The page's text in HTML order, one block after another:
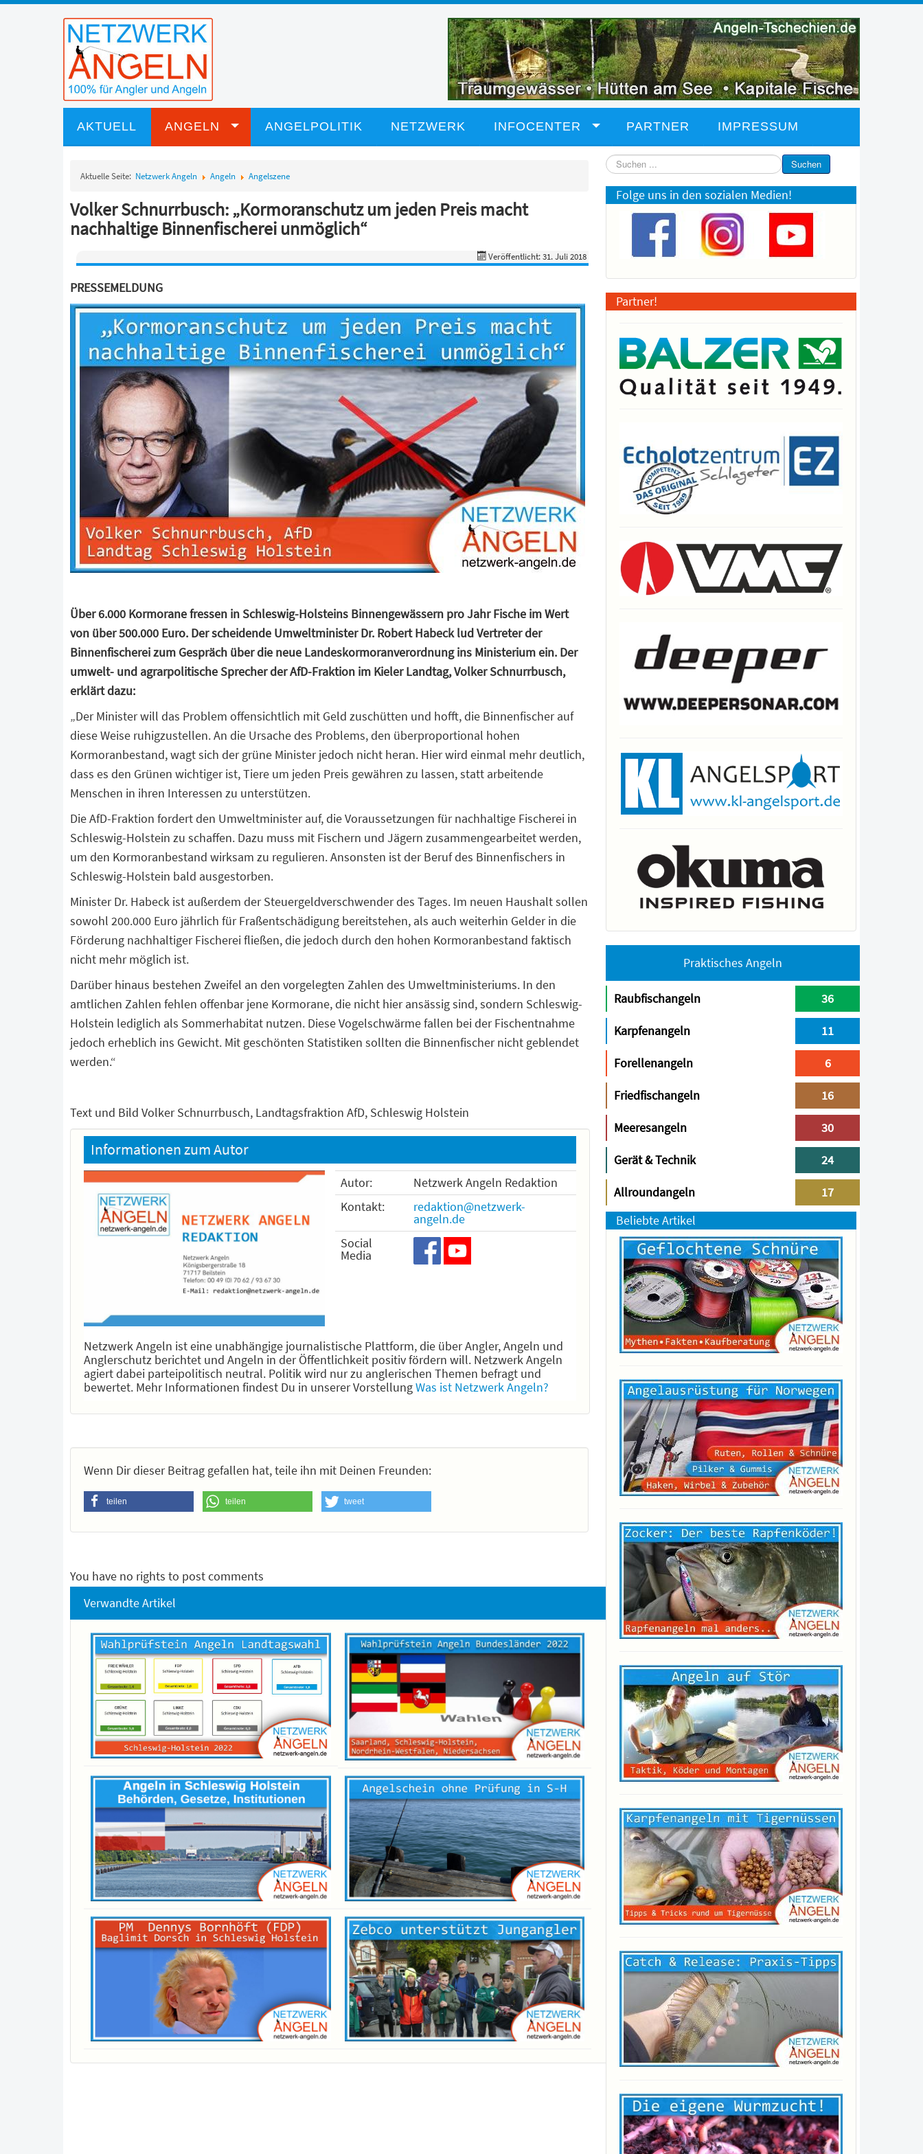
AKTUELL ANGELN ANGELPOLITIK NETZWERK INFOCENTER PARTNER IMPRESSUM
Aktuelle Seite: Netzwerk Angeln Angeln Angelszene
Volker Schnurrbusch: „Kormoranschutz um jeden Preis macht
nachhaltige Binnenfischerei unmöglich“
Veröffentlicht: 31. Juli 2018
PRESSEMELDUNG
Über 6.000 Kormorane fressen in Schleswig-Holsteins Binnengewässern pro Jahr Fische im Wert
von über 500.000 Euro. Der scheidende Umweltminister Dr. Robert Habeck lud Vertreter der
Binnenfischerei zum Gespräch über die neue Landeskormoranverordnung ins Ministerium ein. Der
umwelt- und agrarpolitische Sprecher der AfD-Fraktion im Kieler Landtag, Volker Schnurrbusch,
erklärt dazu:
„Der Minister will das Problem offensichtlich mit Geld zuschütten und hofft, die Binnenfischer auf
diese Weise ruhigzustellen. An die Ursache des Problems, den überproportional hohen
Kormoranbestand, wagt sich der grüne Minister jedoch nicht heran. Hier wird einmal mehr deutlich,
dass es den Grünen wichtiger ist, Tiere um jeden Preis gewähren zu lassen, statt arbeitende
Menschen in ihren Interessen zu unterstützen.
Die AfD-Fraktion fordert den Umweltminister auf, die Voraussetzungen für nachhaltige Fischerei in
Schleswig-Holstein zu schaffen. Dazu muss mit Fischern und Jägern zusammengearbeitet werden,
um den Kormoranbestand wirksam zu regulieren. Ansonsten ist der Beruf des Binnenfischers in
Schleswig-Holstein bald ausgestorben.
Minister Dr. Habeck ist außerdem der Steuergeldverschwender des Tages. Im neuen Haushalt sollen
sowohl 200.000 Euro jährlich für Fraßentschädigung bereitstehen, als auch weiterhin Gelder in die
Förderung nachhaltiger Fischerei fließen, die jedoch durch den hohen Kormoranbestand faktisch
nicht mehr möglich ist.
Darüber hinaus bestehen Zweifel an den vorgelegten Zahlen des Umweltministeriums. In den
amtlichen Zahlen fehlen offenbar jene Kormorane, die nicht hier ansässig sind, sondern Schleswig-
Holstein lediglich als Sommerhabitat nutzen. Diese Vogelschwärme fallen bei der Fischentnahme
jedoch erheblich ins Gewicht. Mit geschönten Statistiken sollten die Binnenfischer nicht geblendet
werden.“
Text und Bild Volker Schnurrbusch, Landtagsfraktion AfD, Schleswig Holstein
Informationen zum Autor
Autor:
Netzwerk Angeln Redaktion
Kontakt:
redaktion@netzwerk-
angeln.de
Social
Media
Netzwerk Angeln ist eine unabhängige journalistische Plattform, die über Angler, Angeln und
Anglerschutz berichtet und Angeln in der Öffentlichkeit positiv fördern will. Netzwerk Angeln
agiert dabei parteipolitisch neutral. Politik wird nur zu anglerischen Themen befragt und
bewertet. Mehr Informationen findest Du in unserer VorstellungWas ist Netzwerk Angeln?
Wenn Dir dieser Beitrag gefallen hat, teile ihn mit Deinen Freunden:
teilen teilen tweet
You have no rights to post comments
Verwandte Artikel
Suchen
...
Suchen
Folge uns in den sozialen Medien!
Partner!
Praktisches Angeln
Raubfischangeln 36
Karpfenangeln 11
Forellenangeln 6
Friedfischangeln 16
Meeresangeln 30
Gerät & Technik 24
Allroundangeln
17
Beliebte Artikel